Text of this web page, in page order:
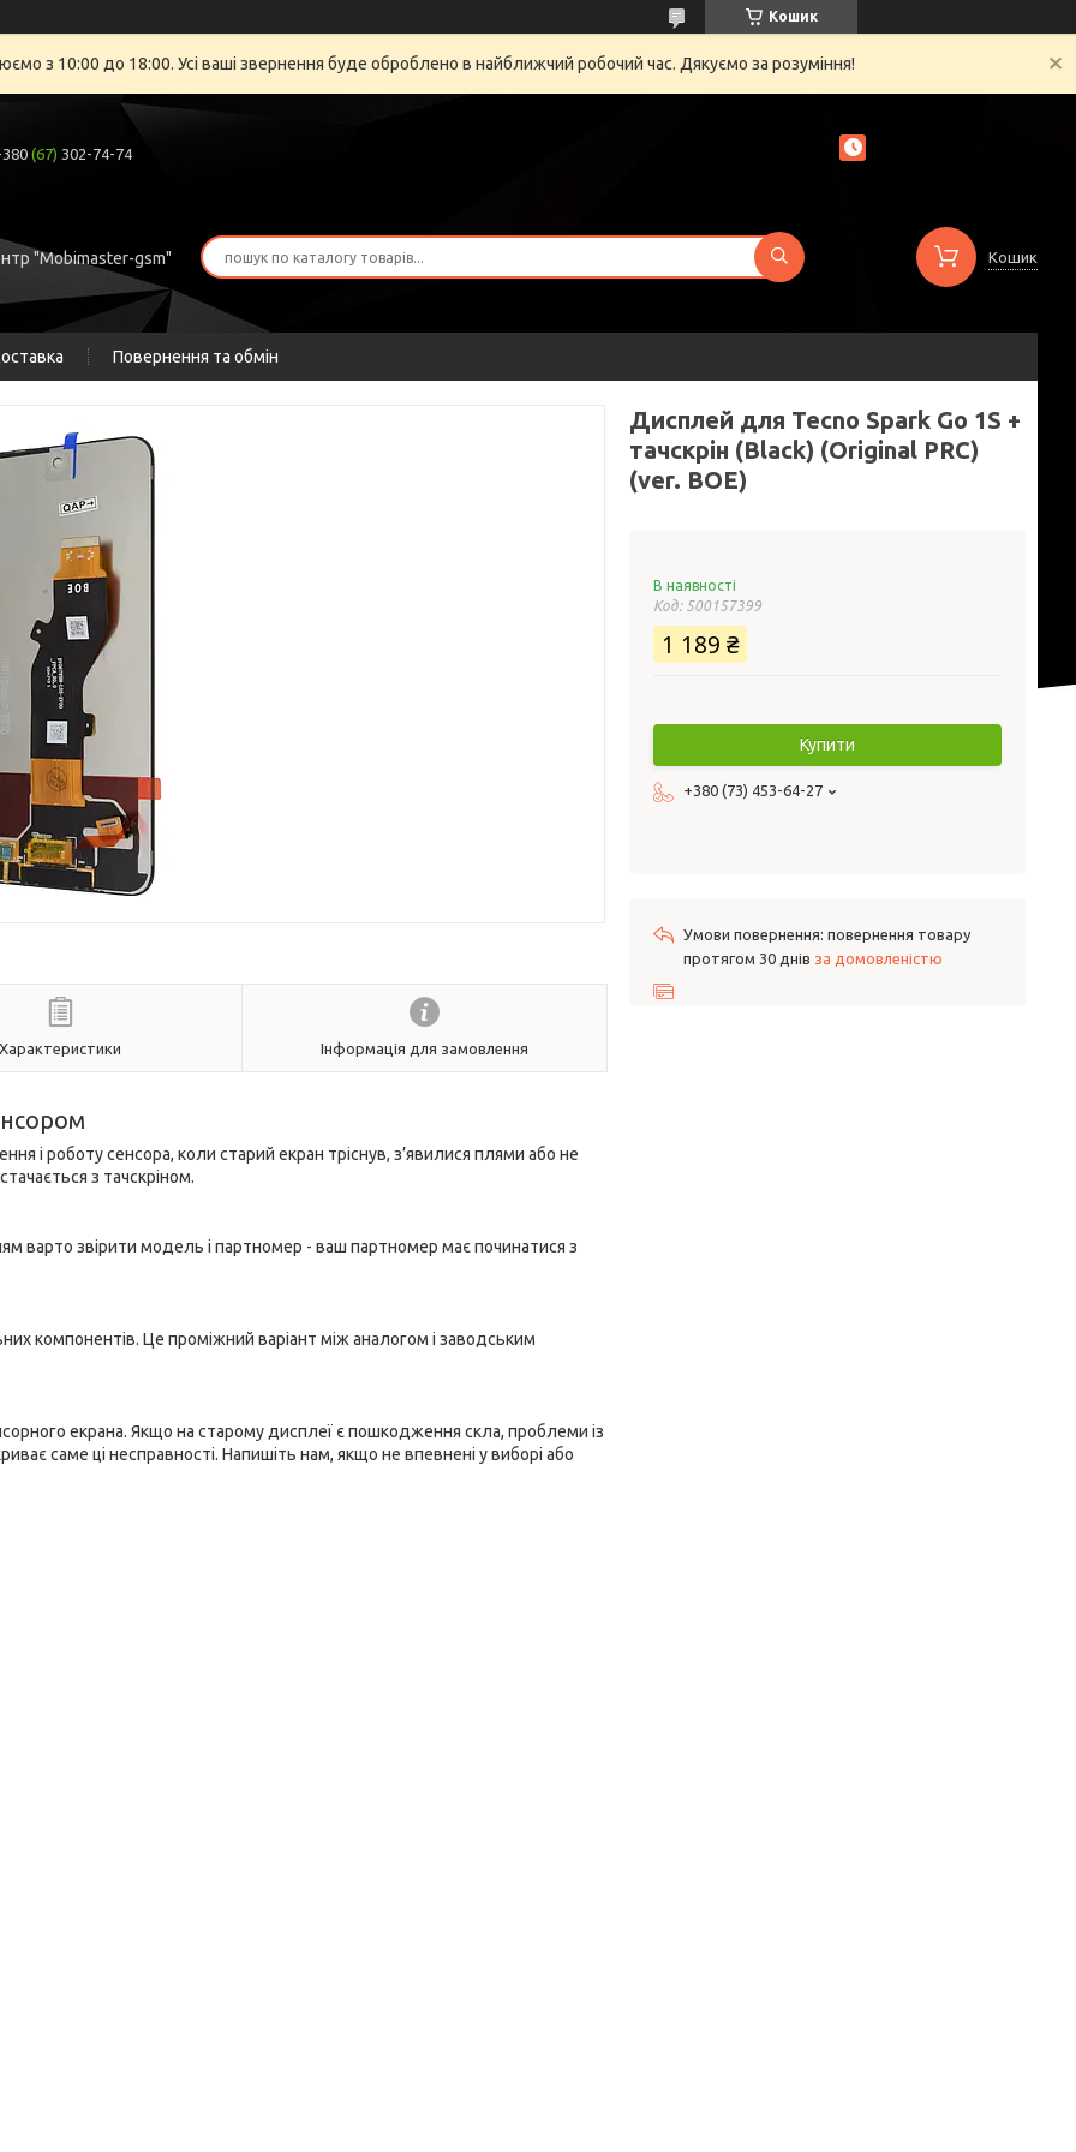
Кошик
з 10:00 до 18:00. Усі ваші звернення буде оброблено в найближчий робочий час. Дякуємо за розуміння!
(67) 302-74-74
"Mobimaster-gsm" Кошик
Повернення та обмін
Характеристики Інформація для замовлення
і роботу сенсора, коли старий екран тріснув, з’явилися плями або не
з тачскріном.
варто звірити модель і партномер - ваш партномер має починатися з
компонентів. Це проміжний варіант між аналогом і заводським
екрана. Якщо на старому дисплеї є пошкодження скла, проблеми із
саме ці несправності. Напишіть нам, якщо не впевнені у виборі або
Дисплей для Tecno Spark Go 1S +
тачскрін (Black) (Original PRC)
(ver. BOE)
В наявності
Код: 500157399
1 189 ₴
Купити
+380 (73) 453-64-27
повернення товару
протягом 30 днів за домовленістю